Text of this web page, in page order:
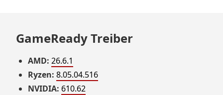
GameReady Treiber
AMD: 26.6.1
Ryzen: 8.05.04.516
NVIDIA: 610.62